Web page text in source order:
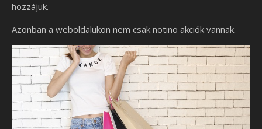
hozzájuk.
Azonban a weboldalukon nem csak notino akciók vannak.